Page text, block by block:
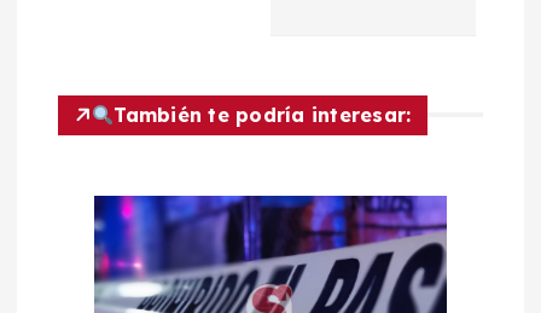
g
a
También te podría interesar: